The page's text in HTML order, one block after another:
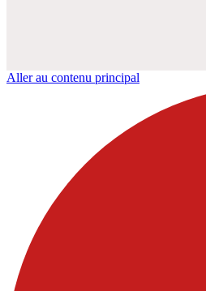
Aller au contenu principal